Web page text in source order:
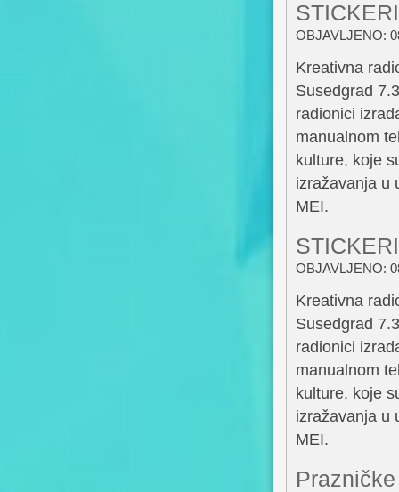
STICKERI
OBJAVLJENO:
Kreativna
Susedgrad
radionici
manualnom
kulture, koje
izražavanja u
MEI.
STICKERI
OBJAVLJENO:
Kreativna
Susedgrad
radionici
manualnom
kulture, koje
izražavanja u
MEI.